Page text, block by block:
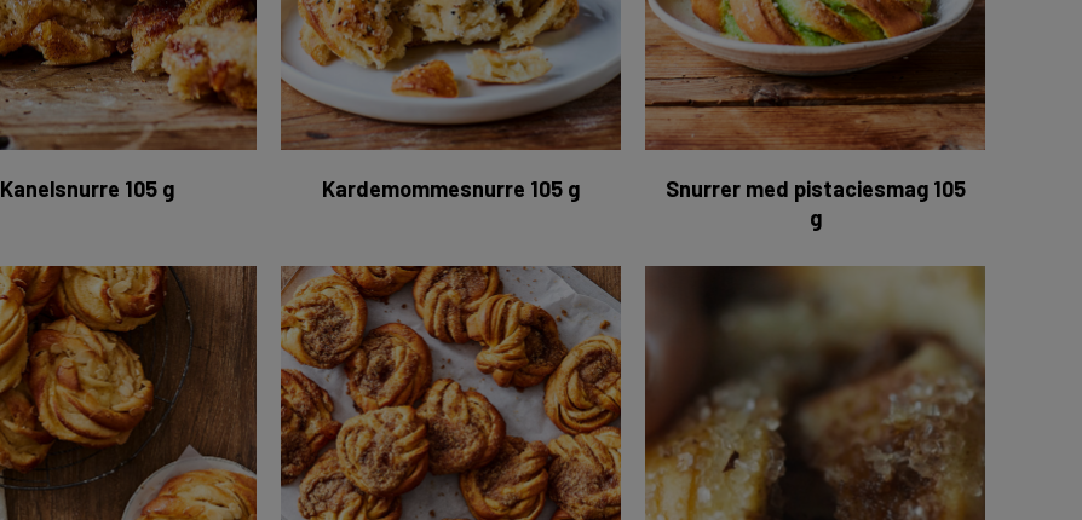
Kanelsnurre 105 g Kardemommesnurre 105 g
Snurrer med pistaciesmag 105
g
Marcipansnurre 30 x 105 g Processen bag snurrerne